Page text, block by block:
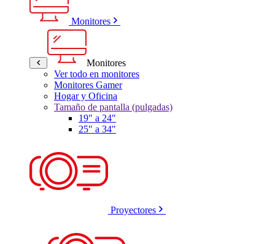
Monitores
Monitores
Ver todo en monitores
Monitores Gamer
Hogar y Oficina
Tamaño de pantalla (pulgadas)
19" a 24"
25" a 34"
Proyectores